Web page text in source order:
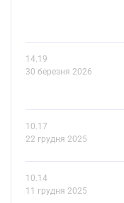
14.19
30 березня 2026
10.17
22 грудня 2025
10.14
11 грудня 2025